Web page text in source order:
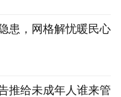
患，网格解忧暖民心
推给未成年人谁来管‌